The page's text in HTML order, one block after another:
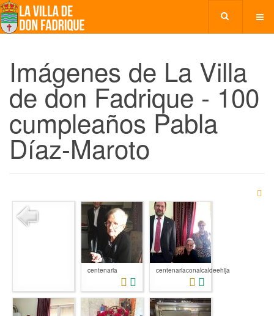
Imágenes de La Villa
de don Fadrique - 100
cumpleaños Pabla
Díaz-Maroto
centenaria centenariaconalcaldeehija